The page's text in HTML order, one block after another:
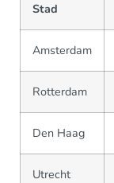
Stad
Amsterdam
Rotterdam
Den Haag
Utrecht